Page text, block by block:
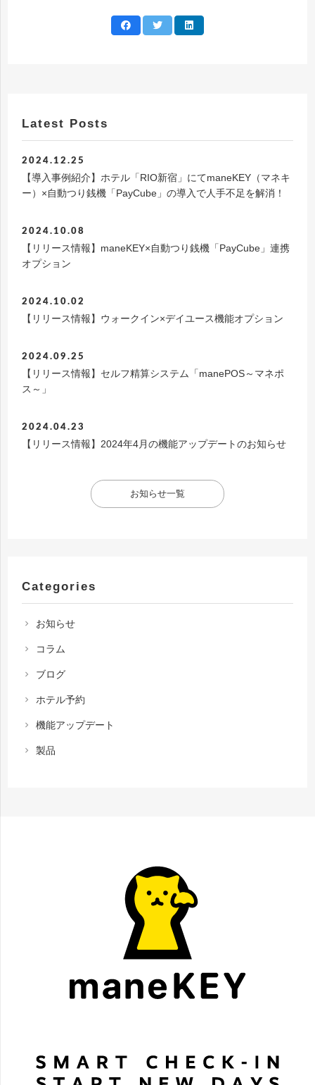
Latest Posts
2024.12.25
【導入事例紹介】ホテル「RIO新宿」にてmaneKEY（マネキ
ー）×自動つり銭機「PayCube」の導入で人手不足を解消！
2024.10.08
【リリース情報】maneKEY×自動つり銭機「PayCube」連携
オプション
2024.10.02
【リリース情報】ウォークイン×デイユース機能オプション
2024.09.25
【リリース情報】セルフ精算システム「manePOS～マネポ
ス～」
2024.04.23
【リリース情報】2024年4月の機能アップデートのお知らせ
お知らせ一覧
Categories
chevron_right お知らせ
chevron_right コラム
chevron_right ブログ
chevron_right ホテル予約
chevron_right 機能アップデート
chevron_right 製品